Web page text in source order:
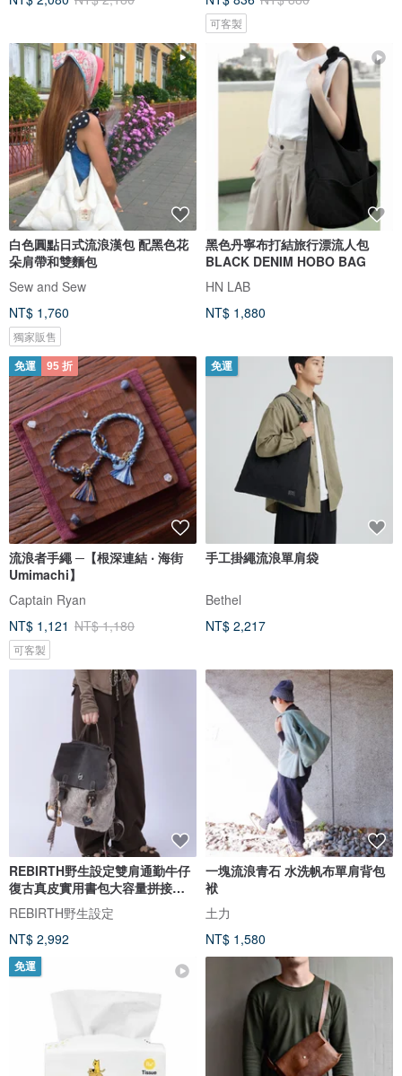
可客製
白色圓點日式流浪漢包 配黑色花
朵肩帶和雙麵包
Sew and Sew
NT$ 1,760
獨家販售
黑色丹寧布打結旅行漂流人包
BLACK DENIM HOBO BAG
HN LAB
NT$ 1,880
免運 95 折
流浪者手繩 ─【根深連結 ‧ 海街
Umimachi】
Captain Ryan
NT$ 1,121 NT$ 1,180
可客製
免運
手工掛繩流浪單肩袋
Bethel
NT$ 2,217
REBIRTH野生設定雙肩通勤牛仔
復古真皮實用書包大容量拼接流
浪包
REBIRTH野生設定
NT$ 2,992
一塊流浪青石 水洗帆布單肩背包
袱
土力
NT$ 1,580
免運